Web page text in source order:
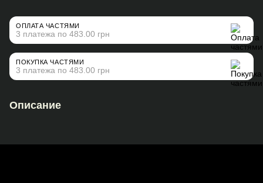
ОПЛАТА ЧАСТЯМИ
3 платежа по 483.00 грн
ПОКУПКА ЧАСТЯМИ
3 платежа по 483.00 грн
Описание